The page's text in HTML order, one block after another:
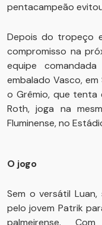
pentacampeão
Depois do tropeço
compromisso na
equipe
embalado Vasco, em
o Grêmio, que tenta
Roth, joga na
Fluminense, no
O jogo
Sem o versátil
pelo jovem Patrik
palmeirense.